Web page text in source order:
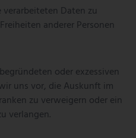
verarbeiteten Daten zu
anderer Personen
oder exzessiven
uns vor, die Auskunft im
zu verweigern oder ein
verlangen.